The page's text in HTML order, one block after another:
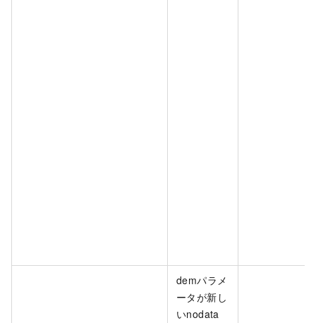
demパラメ
ータが新し
いnodata